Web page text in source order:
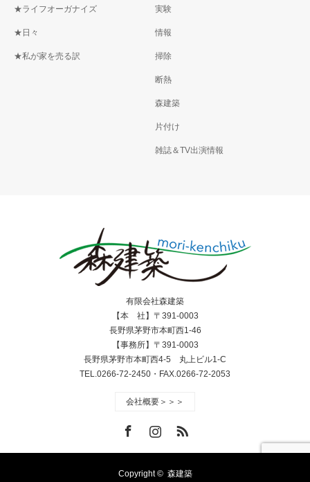
★ライフオーガナイズ
★日々
★私が家を売る訳
実験
情報
掃除
断熱
森建築
片付け
雑誌＆TV出演情報
有限会社森建築
【本 社】〒391-0003
長野県茅野市本町西1-46
【事務所】〒391-0003
長野県茅野市本町西4-5 丸上ビル1-C
TEL.0266-72-2450・FAX.0266-72-2053
会社概要＞＞＞
Copyright © 森建築